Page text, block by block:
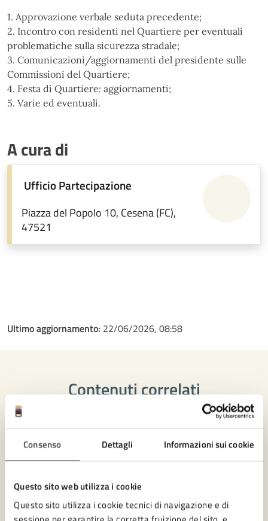
Consenso Dettagli Informazioni sui cookie
Questo sito web utilizza i cookie
Questo sito utilizza i cookie tecnici di navigazione e di
1. Approvazione verbale seduta precedente;
2. Incontro con residenti nel Quartiere per eventuali
problematiche sulla sicurezza stradale;
3. Comunicazioni/aggiornamenti del presidente sulle
Commissioni del Quartiere;
4. Festa di Quartiere: aggiornamenti;
5. Varie ed eventuali.
A cura di
Ufficio Partecipazione
Piazza del Popolo 10, Cesena (FC),
47521
Ultimo aggiornamento: 22/06/2026, 08:58
Contenuti correlati
Settore Servizi amministrativi, Partecipazione e
Patrimonio